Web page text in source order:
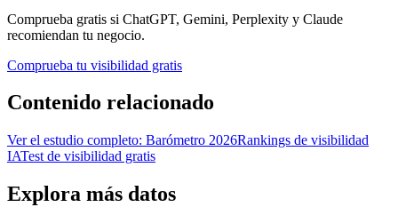
Comprueba gratis si ChatGPT, Gemini, Perplexity y Claude
recomiendan tu negocio.
Comprueba tu visibilidad gratis
Contenido relacionado
Ver el estudio completo: Barómetro 2026Rankings de visibilidad
IATest de visibilidad gratis
Explora más datos